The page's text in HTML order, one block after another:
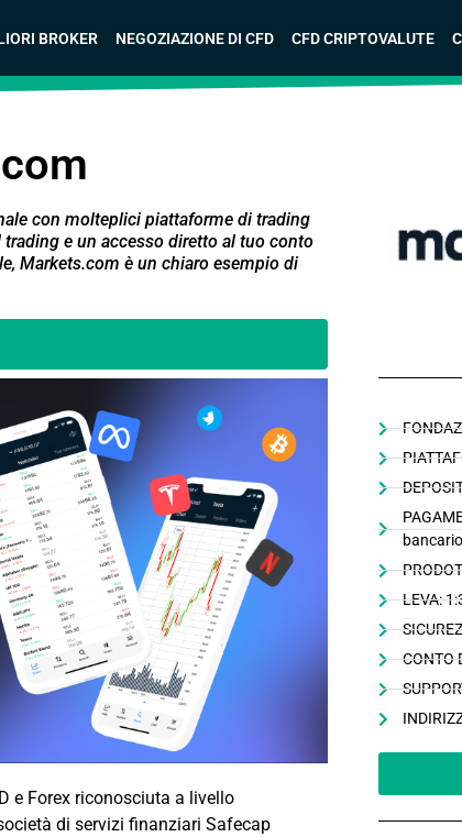
BROKER NEGOZIAZIONE DI CFD CFD CRIPTOVALUTE
con molteplici piattaforme di trading
e un accesso diretto al tuo conto
Markets.com è un chiaro esempio di
e Forex riconosciuta a livello
di servizi finanziari Safecap
LEVA:
CONTO